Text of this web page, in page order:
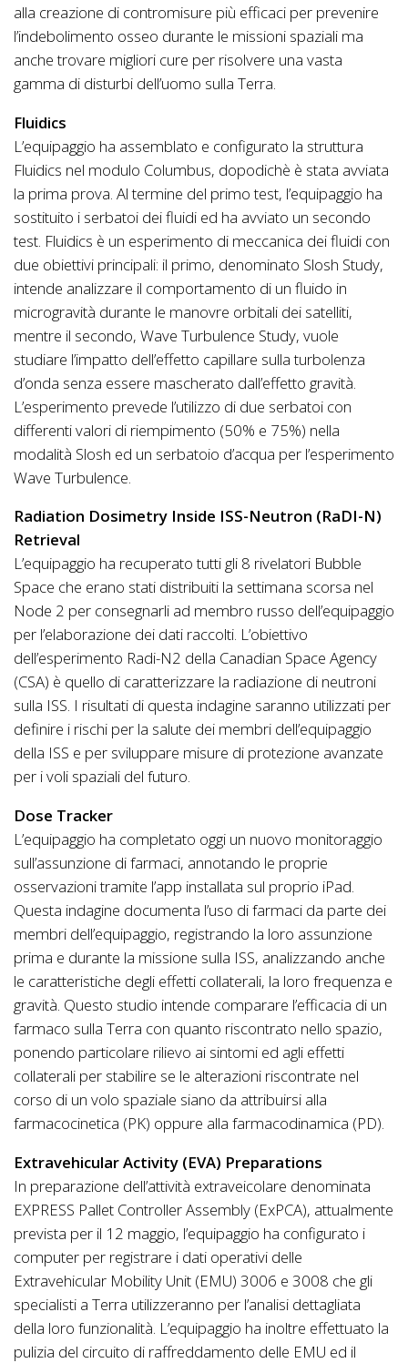
alla creazione di contromisure più efficaci per prevenire
l’indebolimento osseo durante le missioni spaziali ma
anche trovare migliori cure per risolvere una vasta
gamma di disturbi dell’uomo sulla Terra.
Fluidics
L’equipaggio ha assemblato e configurato la struttura
Fluidics nel modulo Columbus, dopodichè è stata avviata
la prima prova. Al termine del primo test, l’equipaggio ha
sostituito i serbatoi dei fluidi ed ha avviato un secondo
test. Fluidics è un esperimento di meccanica dei fluidi con
due obiettivi principali: il primo, denominato Slosh Study,
intende analizzare il comportamento di un fluido in
microgravità durante le manovre orbitali dei satelliti,
mentre il secondo, Wave Turbulence Study, vuole
studiare l’impatto dell’effetto capillare sulla turbolenza
d’onda senza essere mascherato dall’effetto gravità.
L’esperimento prevede l’utilizzo di due serbatoi con
differenti valori di riempimento (50% e 75%) nella
modalità Slosh ed un serbatoio d’acqua per l’esperimento
Wave Turbulence.
Radiation Dosimetry Inside ISS-Neutron (RaDI-N)
Retrieval
L’equipaggio ha recuperato tutti gli 8 rivelatori Bubble
Space che erano stati distribuiti la settimana scorsa nel
Node 2 per consegnarli ad membro russo dell’equipaggio
per l’elaborazione dei dati raccolti. L’obiettivo
dell’esperimento Radi-N2 della Canadian Space Agency
(CSA) è quello di caratterizzare la radiazione di neutroni
sulla ISS. I risultati di questa indagine saranno utilizzati per
definire i rischi per la salute dei membri dell’equipaggio
della ISS e per sviluppare misure di protezione avanzate
per i voli spaziali del futuro.
Dose Tracker
L’equipaggio ha completato oggi un nuovo monitoraggio
sull’assunzione di farmaci, annotando le proprie
osservazioni tramite l’app installata sul proprio iPad.
Questa indagine documenta l’uso di farmaci da parte dei
membri dell’equipaggio, registrando la loro assunzione
prima e durante la missione sulla ISS, analizzando anche
le caratteristiche degli effetti collaterali, la loro frequenza e
gravità. Questo studio intende comparare l’efficacia di un
farmaco sulla Terra con quanto riscontrato nello spazio,
ponendo particolare rilievo ai sintomi ed agli effetti
collaterali per stabilire se le alterazioni riscontrate nel
corso di un volo spaziale siano da attribuirsi alla
farmacocinetica (PK) oppure alla farmacodinamica (PD).
Extravehicular Activity (EVA) Preparations
In preparazione dell’attività extraveicolare denominata
EXPRESS Pallet Controller Assembly (ExPCA), attualmente
prevista per il 12 maggio, l’equipaggio ha configurato i
computer per registrare i dati operativi delle
Extravehicular Mobility Unit (EMU) 3006 e 3008 che gli
specialisti a Terra utilizzeranno per l’analisi dettagliata
della loro funzionalità. L’equipaggio ha inoltre effettuato la
pulizia del circuito di raffreddamento delle EMU ed il